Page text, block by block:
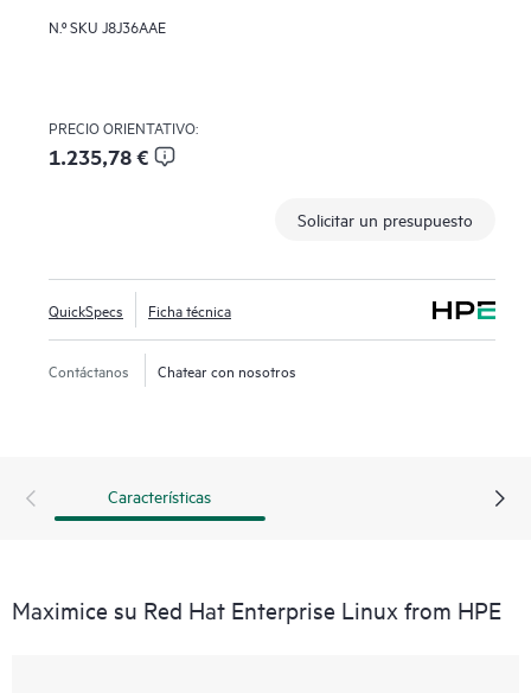
N.º SKU J8J36AAE
PRECIO ORIENTATIVO:
1.235,78 €
Solicitar un presupuesto
QuickSpecs Ficha técnica
Contáctanos Chatear con nosotros
Características
Maximice su Red Hat Enterprise Linux from HPE